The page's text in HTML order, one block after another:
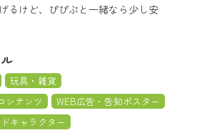
るけど、ぴぴぷと一緒なら少し安
玩具・雑貨
ンテンツ
WEB広告・告知ポスター
キャラクター